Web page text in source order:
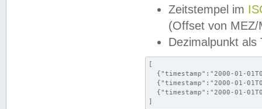
Zeitstempel im
(Offset von MEZ/
Dezimalpunkt als
[
{"timestamp":"2000-01-
{"timestamp":"2000-01-
{"timestamp":"2000-01-
]